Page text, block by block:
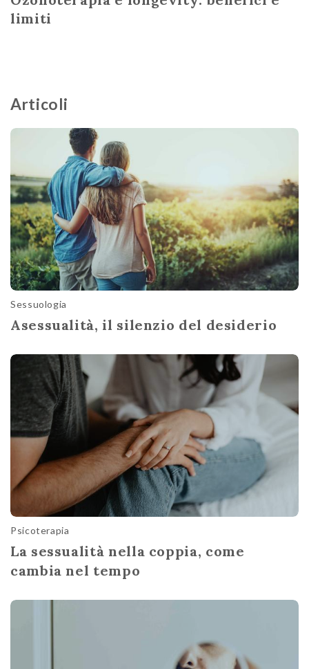
limiti
Articoli
Sessuologia
Asessualità, il silenzio del desiderio
Psicoterapia
La sessualità nella coppia, come
cambia nel tempo